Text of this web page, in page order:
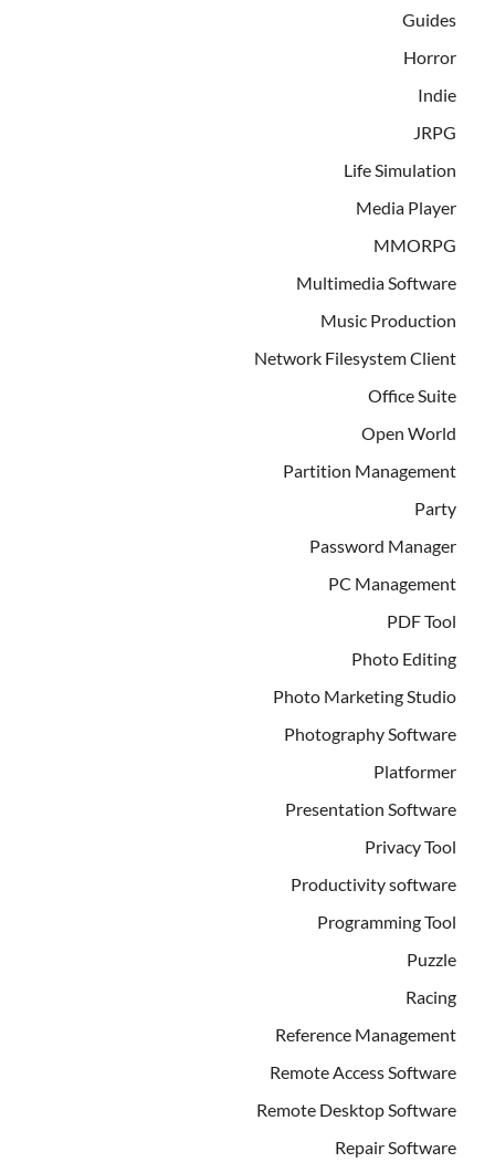
Guides
Horror
Indie
JRPG
Life Simulation
Media Player
MMORPG
Multimedia Software
Music Production
Network Filesystem Client
Office Suite
Open World
Partition Management
Party
Password Manager
PC Management
PDF Tool
Photo Editing
Photo Marketing Studio
Photography Software
Platformer
Presentation Software
Privacy Tool
Productivity software
Programming Tool
Puzzle
Racing
Reference Management
Remote Access Software
Remote Desktop Software
Repair Software